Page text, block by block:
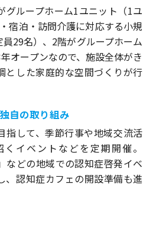
グループホーム1ユニット（1ユ
宿泊・訪問介護に対応する小規
29名）、2階がグループホーム
オープンなので、施設全体がき
とした家庭的な空間づくりが行
自の取り組み
指して、季節行事や地域交流活
イベントなどを定期開催。
などの地域での認知症啓発イベ
、認知症カフェの開設準備も進